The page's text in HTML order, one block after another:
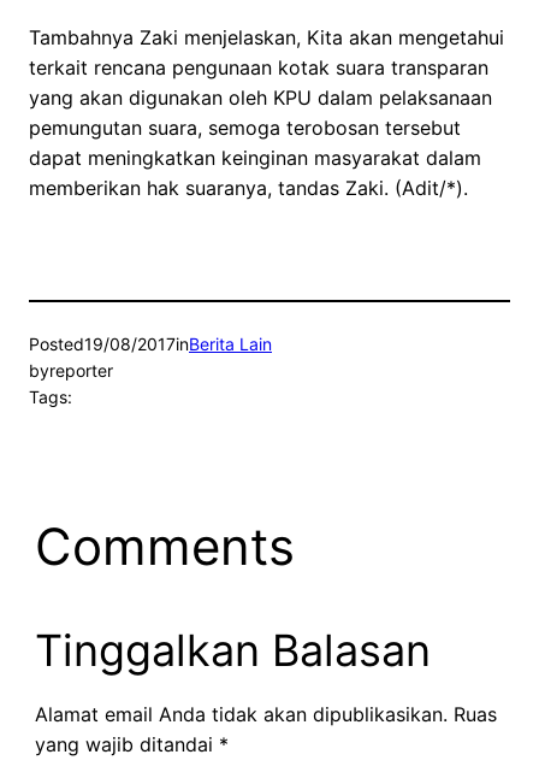
Tambahnya Zaki menjelaskan, Kita akan mengetahui
terkait rencana pengunaan kotak suara transparan
yang akan digunakan oleh KPU dalam pelaksanaan
pemungutan suara, semoga terobosan tersebut
dapat meningkatkan keinginan masyarakat dalam
memberikan hak suaranya, tandas Zaki. (Adit/*).
Posted19/08/2017inBerita Lain
byreporter
Tags:
Comments
Tinggalkan Balasan
Alamat email Anda tidak akan dipublikasikan. Ruas
yang wajib ditandai *